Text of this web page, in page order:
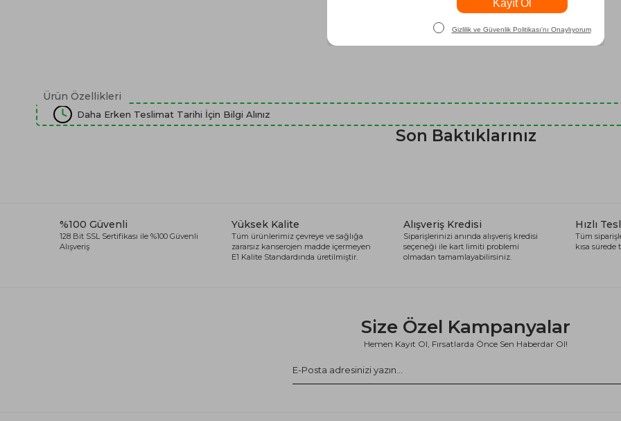
Ürün Özellikleri
Daha Erken Teslimat Tarihi İçin Bilgi Alınız
Son Baktıklarınız
%100 Güvenli
128 Bit SSL Sertifikası ile %100 Güvenli
Alışveriş
Yüksek Kalite
Tüm ürünlerimiz çevreye ve sağlığa
zararsız kanserojen madde içermeyen
E1 Kalite Standardında üretilmiştir.
Alışveriş Kredisi
Siparişlerinizi anında alışveriş kredisi
seçeneği ile kart limiti problemi
olmadan tamamlayabilirsiniz.
Hızlı
Tüm
kısa sürede
Size Özel Kampanyalar
Hemen Kayıt Ol, Fırsatlarda Önce Sen Haberdar Ol!